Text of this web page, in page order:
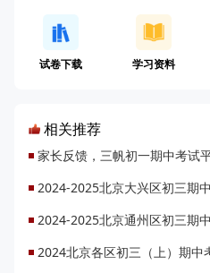
试卷下载 学习资料
相关推荐
家长反馈，三帆初一期中考试
2024-2025北京大兴区初三期
2024-2025北京通州区初三期
2024北京各区初三（上）期中